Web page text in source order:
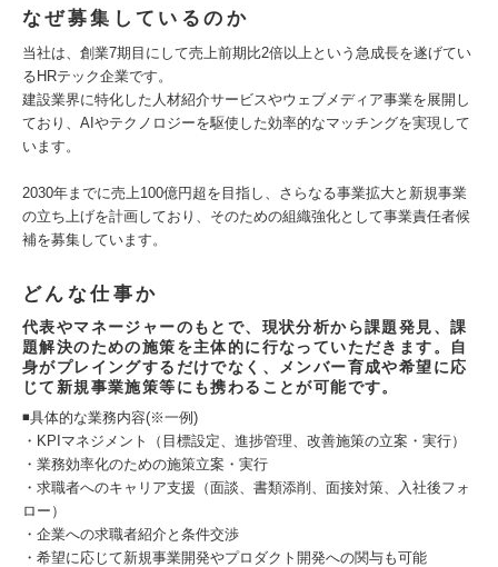
なぜ募集しているのか
当社は、創業7期目にして売上前期比2倍以上という急成長を遂げてい
るHRテック企業です。
建設業界に特化した人材紹介サービスやウェブメディア事業を展開し
ており、AIやテクノロジーを駆使した効率的なマッチングを実現して
います。
2030年までに売上100億円超を目指し、さらなる事業拡大と新規事業
の立ち上げを計画しており、そのための組織強化として事業責任者候
補を募集しています。
どんな仕事か
代表やマネージャーのもとで、現状分析から課題発見、課
題解決のための施策を主体的に行なっていただきます。自
身がプレイングするだけでなく、メンバー育成や希望に応
じて新規事業施策等にも携わることが可能です。
◾️具体的な業務内容(※一例)
・KPIマネジメント（目標設定、進捗管理、改善施策の立案・実行）
・業務効率化のための施策立案・実行
・求職者へのキャリア支援（面談、書類添削、面接対策、入社後フォ
ロー）
・企業への求職者紹介と条件交渉
・希望に応じて新規事業開発やプロダクト開発への関与も可能